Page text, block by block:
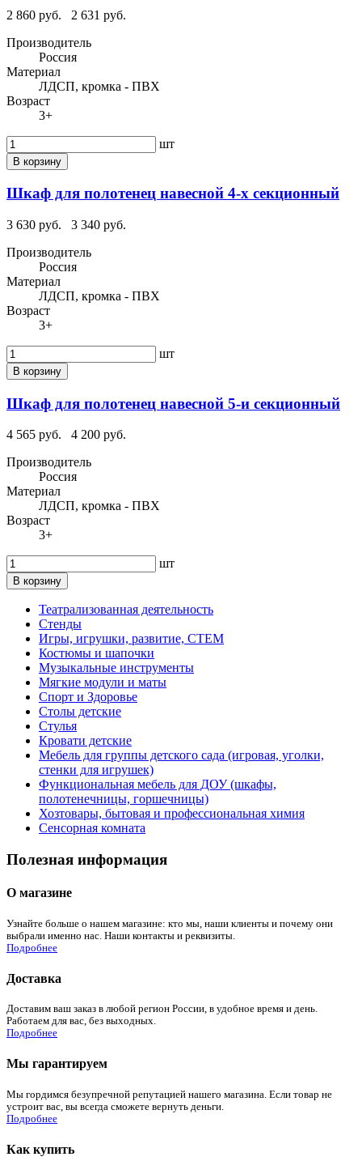
2 860 руб.
2 631 руб.
Производитель
Россия
Материал
ЛДСП, кромка - ПВХ
Возраст
3+
шт
В корзину
Шкаф для полотенец навесной 4-х секционный
3 630 руб.
3 340 руб.
Производитель
Россия
Материал
ЛДСП, кромка - ПВХ
Возраст
3+
шт
В корзину
Шкаф для полотенец навесной 5-и секционный
4 565 руб.
4 200 руб.
Производитель
Россия
Материал
ЛДСП, кромка - ПВХ
Возраст
3+
шт
В корзину
Театрализованная деятельность
Стенды
Игры, игрушки, развитие, СТЕМ
Костюмы и шапочки
Музыкальные инструменты
Мягкие модули и маты
Спорт и Здоровье
Столы детские
Стулья
Кровати детские
Мебель для группы детского сада (игровая, уголки,
стенки для игрушек)
Функциональная мебель для ДОУ (шкафы,
полотенечницы, горшечницы)
Хозтовары, бытовая и профессиональная химия
Сенсорная комната
Полезная информация
О магазине
Узнайте больше о нашем магазине: кто мы, наши клиенты и почему они
выбрали именно нас. Наши контакты и реквизиты.
Подробнее
Доставка
Доставим ваш заказ в любой регион России, в удобное время и день.
Работаем для вас, без выходных.
Подробнее
Мы гарантируем
Мы гордимся безупречной репутацией нашего магазина. Если товар не
устроит вас, вы всегда сможете вернуть деньги.
Подробнее
Как купить